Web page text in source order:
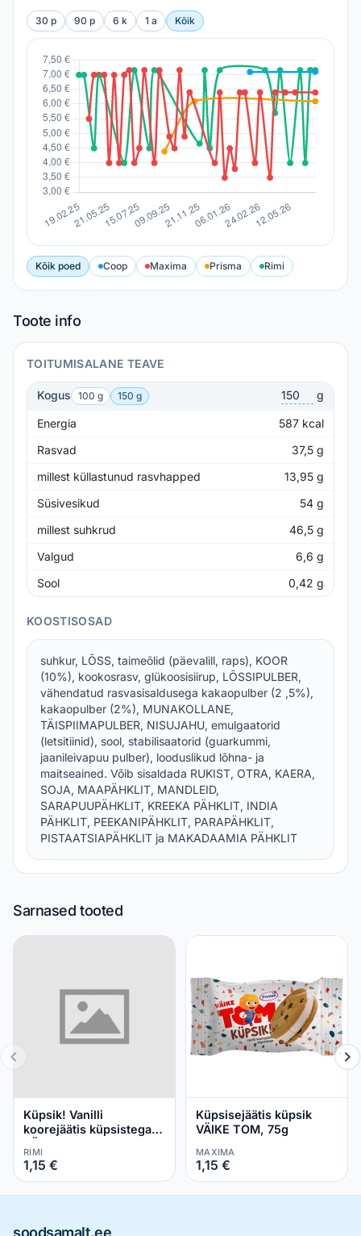
30 p 90 p 6 k 1 a Kõik
Kõik poed Coop Maxima Prisma Rimi
Toote info
TOITUMISALANE TEAVE
Kogus 100 g 150 g g
Energia 587 kcal
Rasvad
37,5 g
millest küllastunud rasvhapped
13,95 g
Süsivesikud
54 g
millest suhkrud
46,5 g
Valgud
6,6 g
Sool
0,42 g
KOOSTISOSAD
suhkur, LÕSS, taimeõlid (päevalill, raps), KOOR
(10%), kookosrasv, glükoosisiirup, LÕSSIPULBER,
vähendatud rasvasisaldusega kakaopulber (2 ,5%),
kakaopulber (2%), MUNAKOLLANE,
TÄISPIIMAPULBER, NISUJAHU, emulgaatorid
(letsitiinid), sool, stabilisaatorid (guarkummi,
jaanileivapuu pulber), looduslikud lõhna- ja
maitseained. Võib sisaldada RUKIST, OTRA, KAERA,
SOJA, MAAPÄHKLIT, MANDLEID,
SARAPUUPÄHKLIT, KREEKA PÄHKLIT, INDIA
PÄHKLIT, PEEKANIPÄHKLIT, PARAPÄHKLIT,
PISTAATSIAPÄHKLIT ja MAKADAAMIA PÄHKLIT
Sarnased tooted
Küpsik! Vanilli
koorejäätis küpsistega,
RIMI
1,15 €
Küpsisejäätis küpsik
VÄIKE TOM, 75g
MAXIMA
1,15 €
soodsamalt.ee